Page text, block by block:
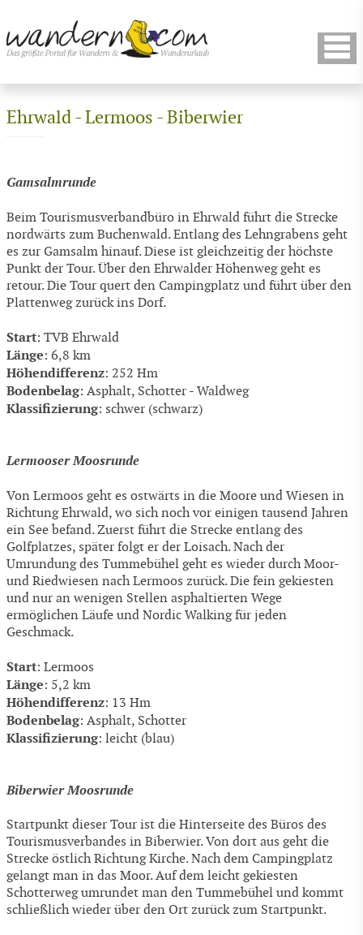
Ehrwald - Lermoos - Biberwier
Gamsalmrunde
Beim Tourismusverbandbüro in Ehrwald führt die Strecke
nordwärts zum Buchenwald. Entlang des Lehngrabens geht
es zur Gamsalm hinauf. Diese ist gleichzeitig der höchste
Punkt der Tour. Über den Ehrwalder Höhenweg geht es
retour. Die Tour quert den Campingplatz und führt über den
Plattenweg zurück ins Dorf.
Start: TVB Ehrwald
Länge: 6,8 km
Höhendifferenz: 252 Hm
Bodenbelag: Asphalt, Schotter - Waldweg
Klassifizierung: schwer (schwarz)
Lermooser Moosrunde
Von Lermoos geht es ostwärts in die Moore und Wiesen in
Richtung Ehrwald, wo sich noch vor einigen tausend Jahren
ein See befand. Zuerst führt die Strecke entlang des
Golfplatzes, später folgt er der Loisach. Nach der
Umrundung des Tummebühel geht es wieder durch Moor-
und Riedwiesen nach Lermoos zurück. Die fein gekiesten
und nur an wenigen Stellen asphaltierten Wege
ermöglichen Läufe und Nordic Walking für jeden
Geschmack.
Start: Lermoos
Länge: 5,2 km
Höhendifferenz: 13 Hm
Bodenbelag: Asphalt, Schotter
Klassifizierung: leicht (blau)
Biberwier Moosrunde
Startpunkt dieser Tour ist die Hinterseite des Büros des
Tourismusverbandes in Biberwier. Von dort aus geht die
Strecke östlich Richtung Kirche. Nach dem Campingplatz
gelangt man in das Moor. Auf dem leicht gekiesten
Schotterweg umrundet man den Tummebühel und kommt
schließlich wieder über den Ort zurück zum Startpunkt.